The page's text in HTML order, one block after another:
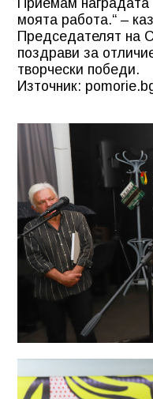
моята работа.“ –
Председателят на
поздрави за
творчески победи.
Източник: